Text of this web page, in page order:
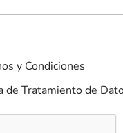
y Condiciones
de Tratamiento de